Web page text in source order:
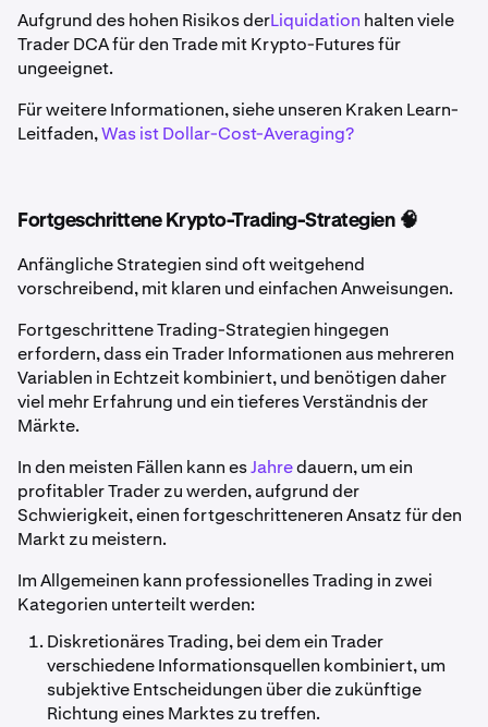
Aufgrund des hohen Risikos derLiquidation halten viele
Trader DCA für den Trade mit Krypto-Futures für
ungeeignet.
Für weitere Informationen, siehe unseren Kraken Learn-
Leitfaden,Was ist Dollar-Cost-Averaging?
Fortgeschrittene Krypto-Trading-Strategien 🧠
Anfängliche Strategien sind oft weitgehend
vorschreibend, mit klaren und einfachen Anweisungen.
Fortgeschrittene Trading-Strategien hingegen
erfordern, dass ein Trader Informationen aus mehreren
Variablen in Echtzeit kombiniert, und benötigen daher
viel mehr Erfahrung und ein tieferes Verständnis der
Märkte.
In den meisten Fällen kann esJahredauern, um ein
profitabler Trader zu werden, aufgrund der
Schwierigkeit, einen fortgeschritteneren Ansatz für den
Markt zu meistern.
Im Allgemeinen kann professionelles Trading in zwei
Kategorien unterteilt werden:
Diskretionäres Trading, bei dem ein Trader
verschiedene Informationsquellen kombiniert, um
subjektive Entscheidungen über die zukünftige
Richtung eines Marktes zu treffen.